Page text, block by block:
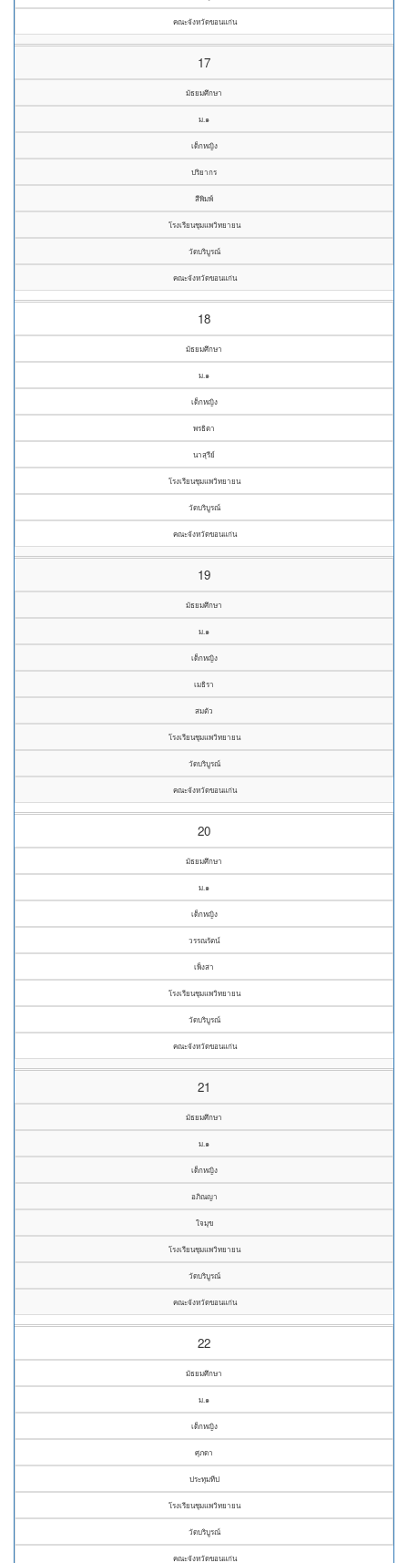
คณะจังหวัดขอนแก่น
17
มัธยมศึกษา
ม.๑
เด็กหญิง
ปริยากร
สีพิมพ์
โรงเรียนชุมแพวิทยายน
วัดบริบูรณ์
คณะจังหวัดขอนแก่น
18
มัธยมศึกษา
ม.๑
เด็กหญิง
พรธิตา
นาสุรีย์
โรงเรียนชุมแพวิทยายน
วัดบริบูรณ์
คณะจังหวัดขอนแก่น
19
มัธยมศึกษา
ม.๑
เด็กหญิง
เมธิรา
สมตัว
โรงเรียนชุมแพวิทยายน
วัดบริบูรณ์
คณะจังหวัดขอนแก่น
20
มัธยมศึกษา
ม.๑
เด็กหญิง
วรรณรัตน์
เพ็งสา
โรงเรียนชุมแพวิทยายน
วัดบริบูรณ์
คณะจังหวัดขอนแก่น
21
มัธยมศึกษา
ม.๑
เด็กหญิง
อภิณญา
ใจมุข
โรงเรียนชุมแพวิทยายน
วัดบริบูรณ์
คณะจังหวัดขอนแก่น
22
มัธยมศึกษา
ม.๑
เด็กหญิง
ศุภดา
ประทุมทีป
โรงเรียนชุมแพวิทยายน
วัดบริบูรณ์
คณะจังหวัดขอนแก่น